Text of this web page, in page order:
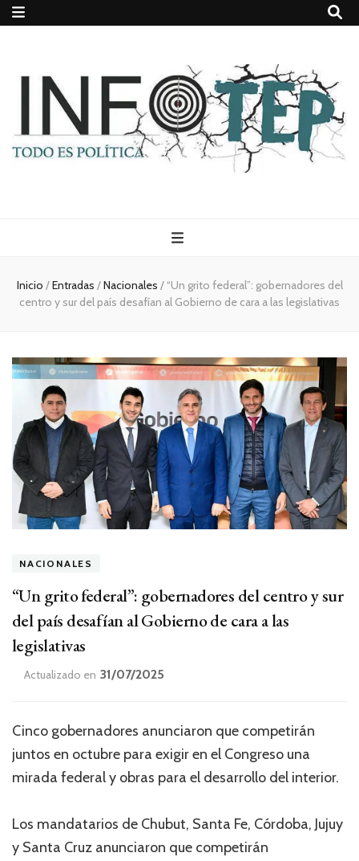
Todo es
(rosca)
política
Inicio /Entradas /Nacionales / “Un grito federal”: gobernadores del
centro y sur del país desafían al Gobierno de cara a las legislativas
NACIONALES
“Un grito federal”: gobernadores del centro y sur
del país desafían al Gobierno de cara a las
legislativas
Actualizado en 31/07/2025
Cinco gobernadores anunciaron que competirán
juntos en octubre para exigir en el Congreso una
mirada federal y obras para el desarrollo del interior.
Los mandatarios de Chubut, Santa Fe, Córdoba, Jujuy
y Santa Cruz anunciaron que competirán